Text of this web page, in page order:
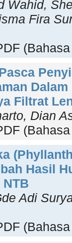
Wahid,
Fira
Filtrat
Dian
Hasil
Adi